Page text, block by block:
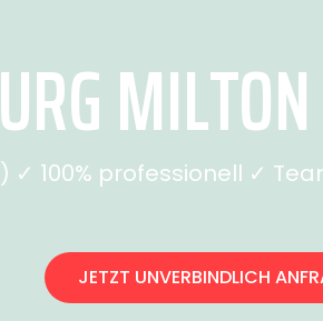
✓ 100% professionell ✓
JETZT UNVERBINDLICH